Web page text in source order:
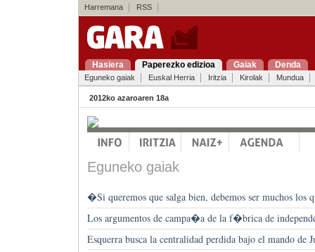
Harremana RSS
Hasiera Paperezko edizioa Gaiak Denda
Eguneko gaiak Euskal Herria Iritzia Kirolak Mundua
2012ko azaroaren 18a
Eguneko gaiak
�Si queremos que salga bien, debemos ser muchos los
Los argumentos de campa�a de la f�brica de
Esquerra busca la centralidad perdida bajo el mando de